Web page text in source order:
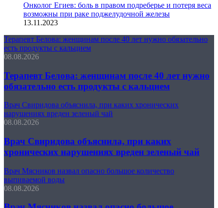
Онколог Егиев: боль в правом подреберье и потеря веса
возможны при раке поджелудочной железы
13.11.2023
Терапевт Белова: женщинам после 40 лет нужно обязательно
есть продукты с кальцием
08.08.2026
Терапевт Белова: женщинам после 40 лет нужно
обязательно есть продукты с кальцием
Врач Свиридова объяснила, при каких хронических
нарушениях вреден зеленый чай
08.08.2026
Врач Свиридова объяснила, при каких
хронических нарушениях вреден зеленый чай
Врач Мясников назвал опасно большое количество
выпиваемой воды
08.08.2026